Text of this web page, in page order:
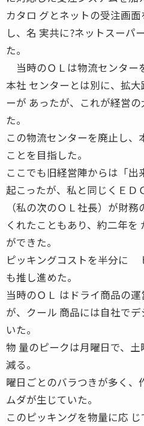
カタロ グとネットの受注画
し、名 実共に?ネットスーパ
た。
当時のＯＬは物流センター
本社 センターとは別に、拡
ーが あったが、これが経営
た。
この物流センターを廃止し、
ことを目指した。
ここでも旧経営陣からは「出
起こったが、私と同じくＥＤ
（私の次のＯＬ社長）が財
くれたこともあり、約二年を
ができた。
ピッキングコストを半分に
も推し進めた。
当時のＯＬ はドライ商品の
が、クール 商品には自社で
いた。
物 量のピークは月曜日で、
減る。
曜日ごとのバラつきが多く、
ムダが生じていた。
このピッキングを物量に応